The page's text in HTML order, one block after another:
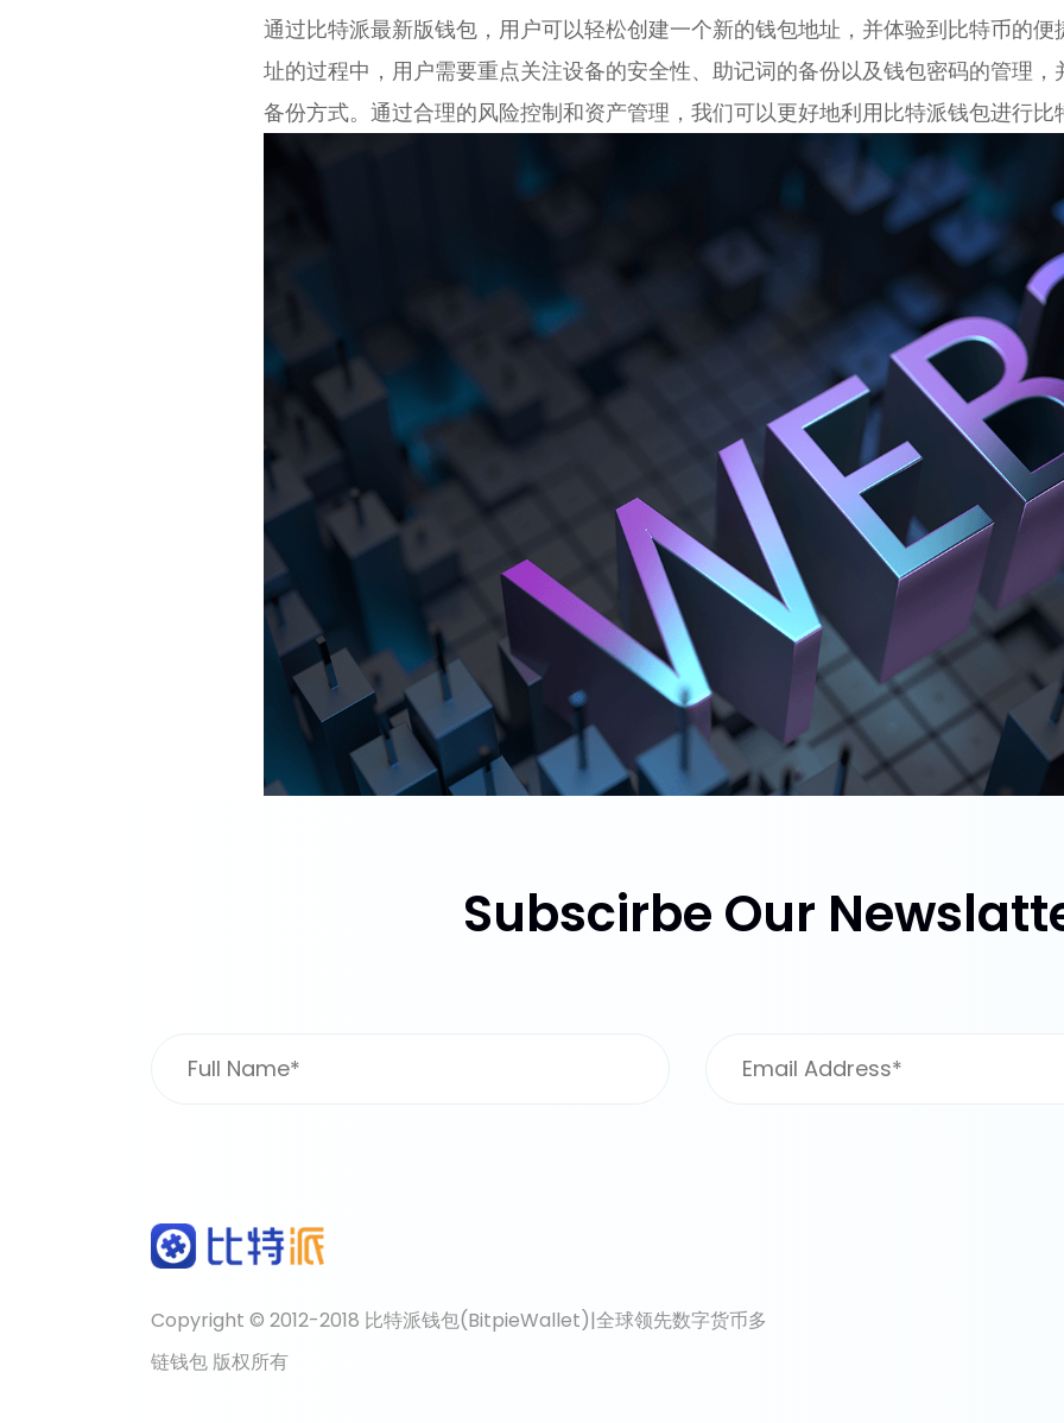
通过比特派最新版钱包，用户可以轻松创建一个新的钱包地址，并体验到比特币的
址的过程中，用户需要重点关注设备的安全性、助记词的备份以及钱包密码的管理
备份方式。通过合理的风险控制和资产管理，我们可以更好地利用比特派钱包进行比
Subscirbe Our
Copyright © 2012-2018 比特派钱包(BitpieWallet)|全球领先数字货币多
链钱包 版权所有